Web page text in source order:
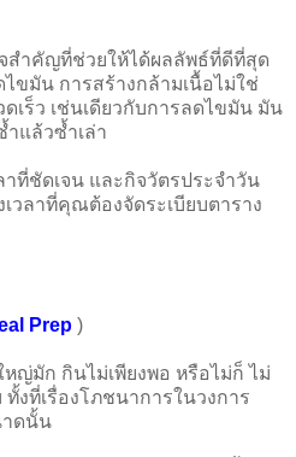
ำคัญที่ช่วยให้ได้ผลลัพธ์ที่ดีที่สุด
ขมัน การสร้างกล้ามเนื้อไม่ใช่
เร็ว เช่นเดียวกับการลดไขมัน มัน
แล้วซ้ำเล่า
ชัดเจน และกิจวัตรประจำวัน
วลาที่คุณต้องจัดระเบียบตาราง
Prep )
มัก กินไม่เพียงพอ หรือไม่ก็ ไม่
งที่เรื่องโภชนาการในวงการ
าดนั้น